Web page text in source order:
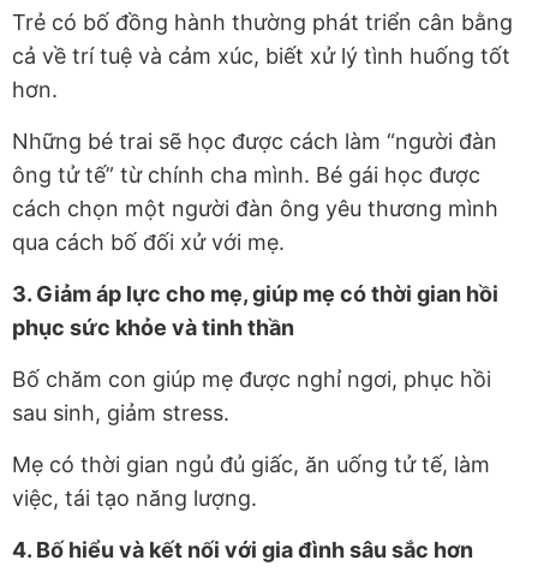
Trẻ có bố đồng hành thường phát triển cân bằng
cả về trí tuệ và cảm xúc, biết xử lý tình huống tốt
hơn.
Những bé trai sẽ học được cách làm “người đàn
ông tử tế” từ chính cha mình. Bé gái học được
cách chọn một người đàn ông yêu thương mình
qua cách bố đối xử với mẹ.
3. Giảm áp lực cho mẹ, giúp mẹ có thời gian hồi
phục sức khỏe và tinh thần
Bố chăm con giúp mẹ được nghỉ ngơi, phục hồi
sau sinh, giảm stress.
Mẹ có thời gian ngủ đủ giấc, ăn uống tử tế, làm
việc, tái tạo năng lượng.
4. Bố hiểu và kết nối với gia đình sâu sắc hơn